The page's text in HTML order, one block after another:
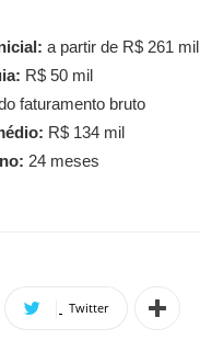
a partir de R$ 261 mil
R$ 50 mil
faturamento bruto
R$ 134 mil
24 meses
Twitter